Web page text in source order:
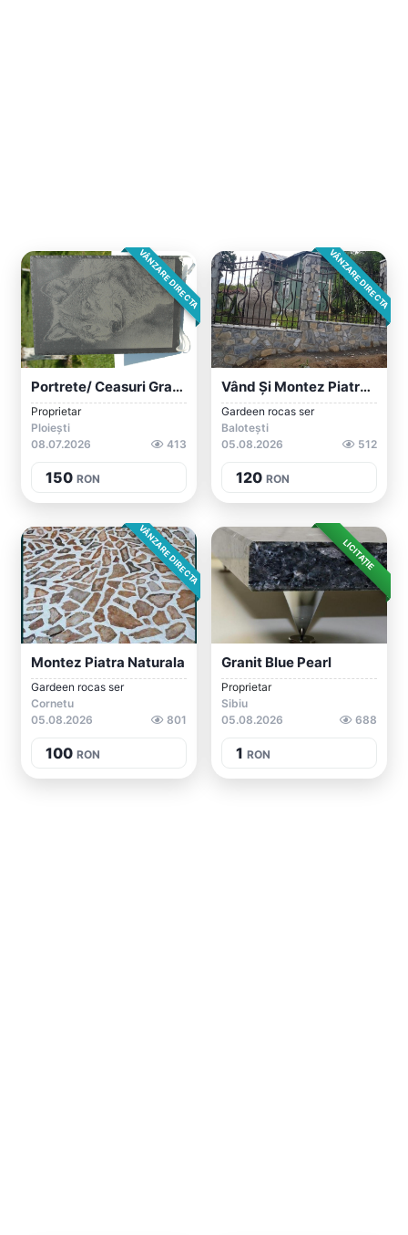
VÂNZARE DIRECTA
Portrete/ Ceasuri Gravate Pe Ardezie/com...
Proprietar
Ploiești
08.07.2026
413
150 RON
VÂNZARE DIRECTA
Vând Și Montez Piatra Naturala
Gardeen rocas ser
Balotești
05.08.2026
512
120 RON
VÂNZARE DIRECTA
Montez Piatra Naturala
Gardeen rocas ser
Cornetu
05.08.2026
801
100 RON
LICITAȚIE
Granit Blue Pearl
Proprietar
Sibiu
05.08.2026
688
1 RON